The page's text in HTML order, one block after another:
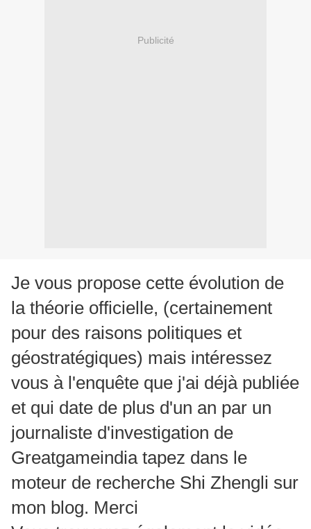
Publicité
Je vous propose cette évolution de
la théorie officielle, (certainement
pour des raisons politiques et
géostratégiques) mais intéressez
vous à l'enquête que j'ai déjà publiée
et qui date de plus d'un an par un
journaliste d'investigation de
Greatgameindia tapez dans le
moteur de recherche Shi Zhengli sur
mon blog. Merci